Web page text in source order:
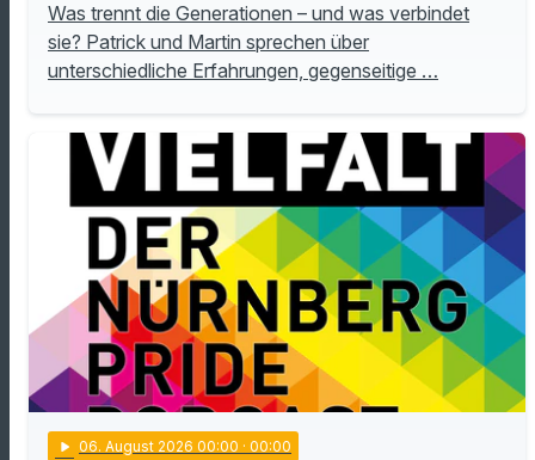
Was trennt die Generationen – und was verbindet
sie? Patrick und Martin sprechen über
unterschiedliche Erfahrungen, gegenseitige …
play_arrow 06. August 2026 00:00 · 00:00